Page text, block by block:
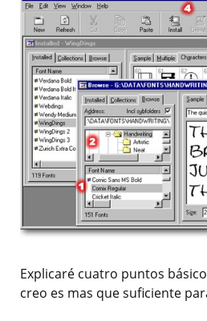
Explicaré cuatro puntos
creo es mas que suficiente